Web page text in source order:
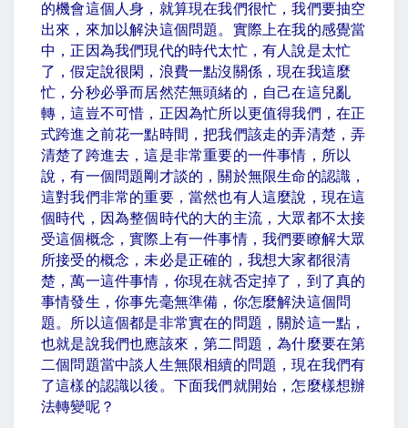
的機會這個人身，就算現在我們很忙，我們要抽空
出來，來加以解決這個問題。實際上在我的感覺當
中，正因為我們現代的時代太忙，有人說是太忙
了，假定說很閑，浪費一點沒關係，現在我這麼
忙，分秒必爭而居然茫無頭緒的，自己在這兒亂
轉，這豈不可惜，正因為忙所以更值得我們，在正
式跨進之前花一點時間，把我們該走的弄清楚，弄
清楚了跨進去，這是非常重要的一件事情，所以
說，有一個問題剛才談的，關於無限生命的認識，
這對我們非常的重要，當然也有人這麼說，現在這
個時代，因為整個時代的大的主流，大眾都不太接
受這個概念，實際上有一件事情，我們要瞭解大眾
所接受的概念，未必是正確的，我想大家都很清
楚，萬一這件事情，你現在就否定掉了，到了真的
事情發生，你事先毫無準備，你怎麼解決這個問
題。所以這個都是非常實在的問題，關於這一點，
也就是說我們也應該來，第二問題，為什麼要在第
二個問題當中談人生無限相續的問題，現在我們有
了這樣的認識以後。下面我們就開始，怎麼樣想辦
法轉變呢？